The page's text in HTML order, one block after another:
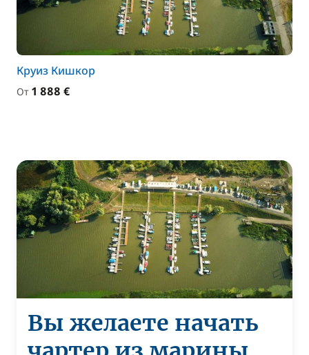
Круиз Кишкор
От 1 888 €
Вы желаете начать